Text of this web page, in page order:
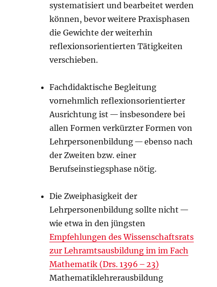
systematisiert und bearbeitet werden
können, bevor weitere Praxisphasen
die Gewichte der weiterhin
reflexionsorientierten Tätigkeiten
verschieben.
Fachdidaktische Begleitung
vornehmlich reflexionsorientierter
Ausrichtung ist — insbesondere bei
allen Formen verkürzter Formen von
Lehrpersonenbildung — ebenso nach
der Zweiten bzw. einer
Berufseinstiegsphase nötig.
Die Zweiphasigkeit der
Lehrpersonenbildung sollte nicht —
wie etwa in den jüngsten
Empfehlungen des Wissenschaftsrats
zur Lehramtsausbildung im im Fach
Mathematik (Drs. 1396 – 23)
Mathematiklehrerausbildung